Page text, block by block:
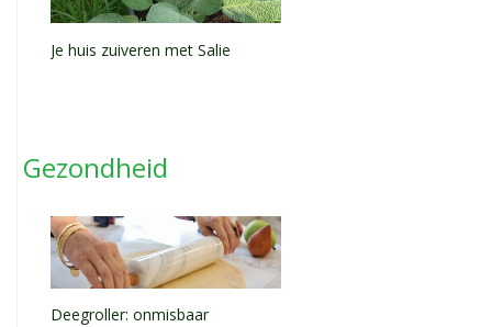
Je huis zuiveren met Salie
Gezondheid
Deegroller: onmisbaar